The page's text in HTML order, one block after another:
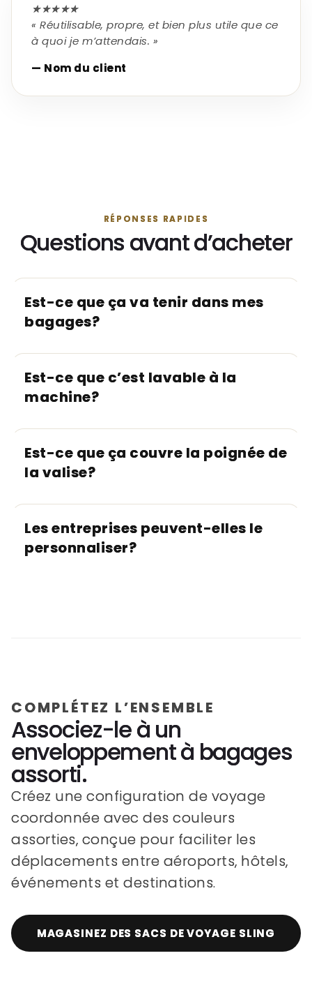
★★★★★
« Réutilisable, propre, et bien plus utile que ce
à quoi je m’attendais. »
— Nom du client
RÉPONSES RAPIDES
Questions avant d’acheter
Est-ce que ça va tenir dans mes
bagages?
Est-ce que c’est lavable à la
machine?
Est-ce que ça couvre la poignée de
la valise?
Les entreprises peuvent-elles le
personnaliser?
COMPLÉTEZ L’ENSEMBLE
Associez-le à un
enveloppement à bagages
assorti.
Créez une configuration de voyage
coordonnée avec des couleurs
assorties, conçue pour faciliter les
déplacements entre aéroports, hôtels,
événements et destinations.
MAGASINEZ DES SACS DE VOYAGE SLING